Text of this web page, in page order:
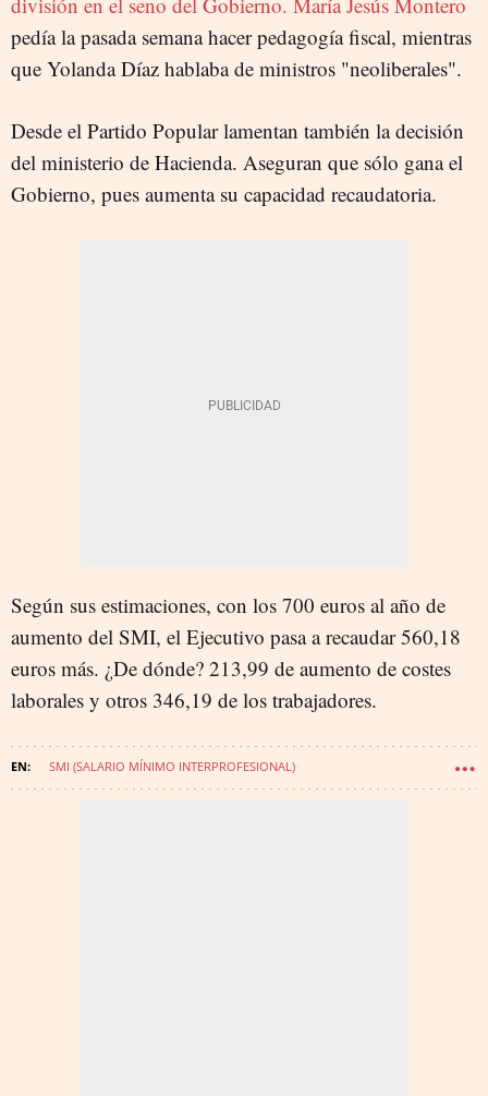
pedía la pasada semana hacer pedagogía fiscal, mientras
que Yolanda Díaz hablaba de ministros "neoliberales".
Desde el Partido Popular lamentan también la decisión
del ministerio de Hacienda. Aseguran que sólo gana el
Gobierno, pues aumenta su capacidad recaudatoria.
Según sus estimaciones, con los 700 euros al año de
aumento del SMI, el Ejecutivo pasa a recaudar 560,18
euros más. ¿De dónde? 213,99 de aumento de costes
laborales y otros 346,19 de los trabajadores.
SMI (SALARIO MÍNIMO INTERPROFESIONAL)